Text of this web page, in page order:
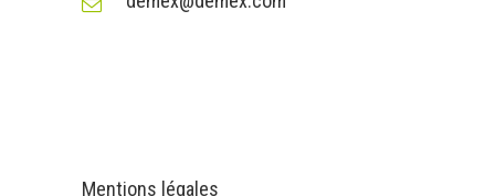
Mentions légales